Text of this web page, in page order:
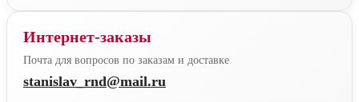
Интернет-заказы
Почта для вопросов по заказам и доставке
stanislav_rnd@mail.ru